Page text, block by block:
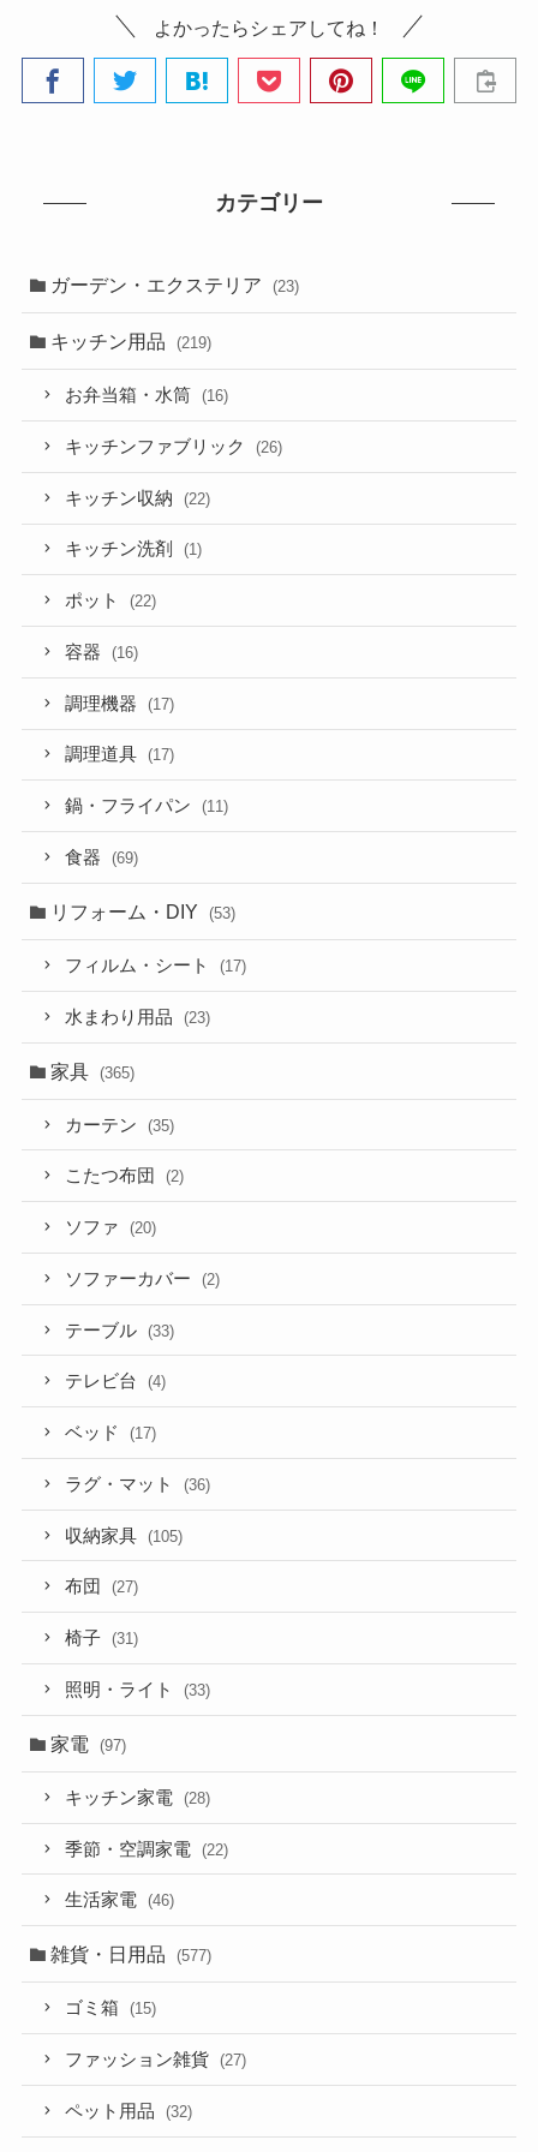
よかったらシェアしてね！
カテゴリー
ガーデン・エクステリア (23)
キッチン用品 (219)
お弁当箱・水筒 (16)
キッチンファブリック (26)
キッチン収納 (22)
キッチン洗剤 (1)
ポット (22)
容器 (16)
調理機器 (17)
調理道具 (17)
鍋・フライパン (11)
食器 (69)
リフォーム・DIY (53)
フィルム・シート (17)
水まわり用品 (23)
家具 (365)
カーテン (35)
こたつ布団 (2)
ソファ (20)
ソファーカバー (2)
テーブル (33)
テレビ台 (4)
ベッド (17)
ラグ・マット (36)
収納家具 (105)
布団 (27)
椅子 (31)
照明・ライト (33)
家電 (97)
キッチン家電 (28)
季節・空調家電 (22)
生活家電 (46)
雑貨・日用品 (577)
ゴミ箱 (15)
ファッション雑貨 (27)
ペット用品 (32)